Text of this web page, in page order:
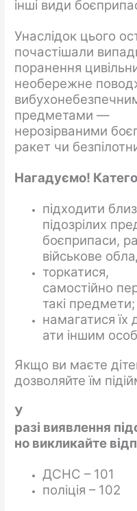
інші види
Унаслідок цього
почастішали
поранення
необережне
предметами —
нерозірваними
ракет чи
Нагадуємо!
підходити
підозрілих
боєприпаси,
військове
торкатися,
самостійно
такі предмети;
намагатися
ати іншим
Якщо ви маєте
дозволяйте їм
У
разі виявлення
но викликайте
ДСНС – 101
поліція – 102